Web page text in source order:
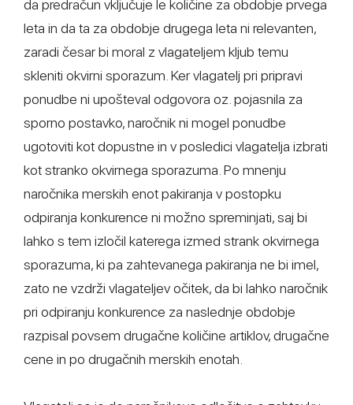
da predračun vključuje le količine za obdobje prvega
leta in da ta za obdobje drugega leta ni relevanten,
zaradi česar bi moral z vlagateljem kljub temu
skleniti okvirni sporazum. Ker vlagatelj pri pripravi
ponudbe ni upošteval odgovora oz. pojasnila za
sporno postavko, naročnik ni mogel ponudbe
ugotoviti kot dopustne in v posledici vlagatelja izbrati
kot stranko okvirnega sporazuma. Po mnenju
naročnika merskih enot pakiranja v postopku
odpiranja konkurence ni možno spreminjati, saj bi
lahko s tem izločil katerega izmed strank okvirnega
sporazuma, ki pa zahtevanega pakiranja ne bi imel,
zato ne vzdrži vlagateljev očitek, da bi lahko naročnik
pri odpiranju konkurence za naslednje obdobje
razpisal povsem drugačne količine artiklov, drugačne
cene in po drugačnih merskih enotah.